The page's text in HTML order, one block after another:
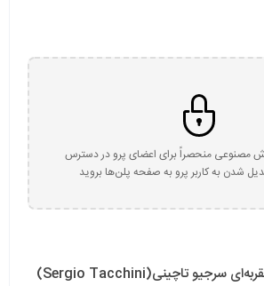
مصنوعی منحصراً برای اعضای پرو در دسترس
شدن به کاربر پرو به صفحه پلن‌ها بروید
ساعت مچی مردانه عقربه‌ای سرجیو تاچینی(Sergio Tacchini)